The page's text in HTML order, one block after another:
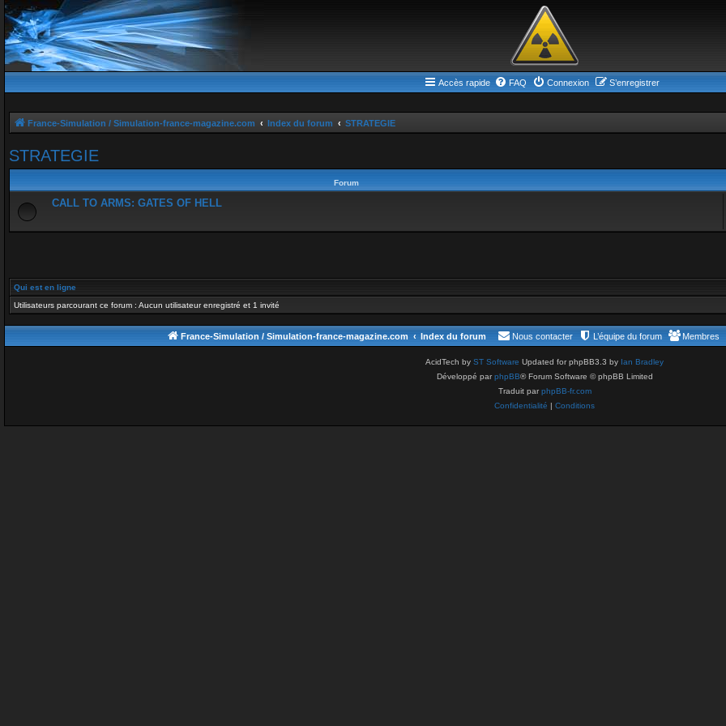
Accès rapide FAQ Connexion S’enregistrer
France-Simulation / Simulation-france-magazine.com Index du forum STRATEGIE
STRATEGIE
Forum
CALL TO ARMS: GATES OF HELL
Qui est en ligne
Utilisateurs parcourant ce forum : Aucun utilisateur enregistré et 1 invité
France-Simulation / Simulation-france-magazine.com Index du forum Membres
L’équipe du forum
Nous contacter
AcidTech by ST Software Updated for phpBB3.3 by Ian Bradley
Développé parphpBB® Forum Software © phpBB Limited
Traduit parphpBB-fr.com
Confidentialité | Conditions